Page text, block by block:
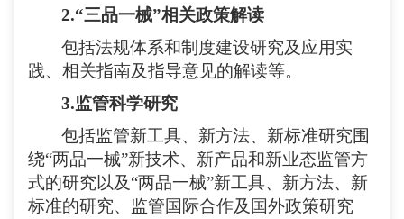
2.“三品一械”相关政策解读
包括法规体系和制度建设研究及应用实
践、相关指南及指导意见的解读等。
3.监管科学研究
包括监管新工具、新方法、新标准研究围
绕“两品一械”新技术、新产品和新业态监管方
式的研究以及“两品一械”新工具、新方法、新
标准的研究、监管国际合作及国外政策研究